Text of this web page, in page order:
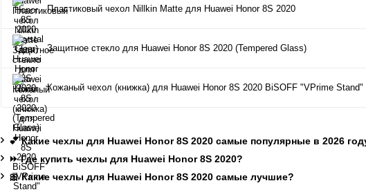
Пластиковый чехол Nillkin Matte для Huawei Honor 8S 2020
Защитное стекло для Huawei Honor 8S 2020 (Tempered Glass)
Кожаный чехол (книжка) для Huawei Honor 8S 2020 BiSOFF "VPrime Stand"
💕 Какие чехлы для Huawei Honor 8S 2020 самые популярные в 2026
⏩ Где купить чехлы для Huawei Honor 8S 2020?
🎀 Какие чехлы для Huawei Honor 8S 2020 самые лучшие?